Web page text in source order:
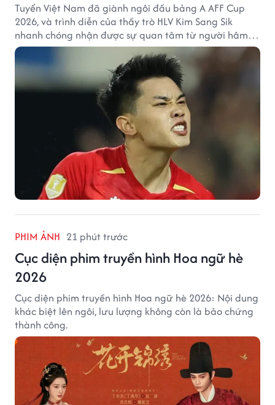
Tuyển Việt Nam đã giành ngôi đầu bảng A AFF Cup
2026, và trình diễn của thầy trò HLV Kim Sang Sik
nhanh chóng nhận được sự quan tâm từ người hâm
mộ Thái Lan.
PHIM ẢNH 21 phút trước
Cục diện phim truyền hình Hoa ngữ hè
2026
Cục diện phim truyền hình Hoa ngữ hè 2026: Nội dung
khác biệt lên ngôi, lưu lượng không còn là bảo chứng
thành công.